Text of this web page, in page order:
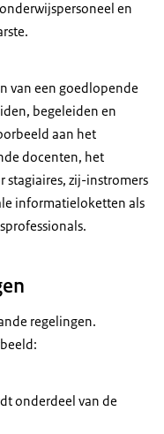
en
van een goedlopende
begeleiden en
aan het
docenten, het
stagiaires, zij-instromers
informatieloketten als
regelingen.
onderdeel van de